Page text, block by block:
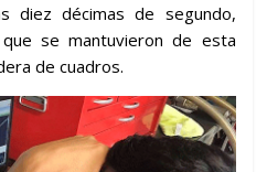
diez décimas de segundo,
se mantuvieron de esta
de cuadros.